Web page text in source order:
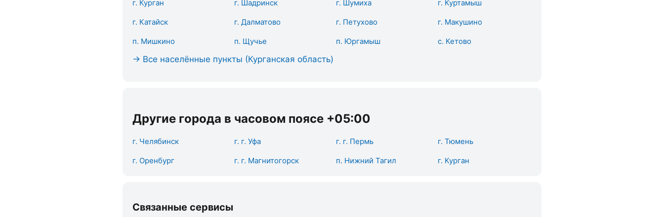
г. Курган г. Шадринск г. Шумиха г. Куртамыш
г. Катайск г. Далматово г. Петухово г. Макушино
п. Мишкино п. Щучье п. Юргамыш с. Кетово
→ Все населённые пункты (Курганская область)
Другие города в часовом поясе +05:00
г. Челябинск г. г. Уфа г. г. Пермь г. Тюмень
г. Оренбург г. г. Магнитогорск п. Нижний Тагил г. Курган
Связанные сервисы